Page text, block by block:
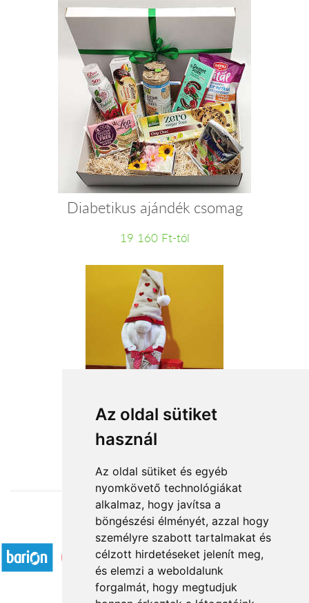
Az oldal sütiket
használ
Az oldal sütiket és egyéb
nyomkövető technológiákat
alkalmaz, hogy javítsa a
böngészési élményét, azzal hogy
személyre szabott tartalmakat és
célzott hirdetéseket jelenít meg,
és elemzi a weboldalunk
forgalmát, hogy megtudjuk
Diabetikus ajándék csomag
19 160 Ft-tól
Nagyfiú
19 680 Ft-tól
Elfogadott fizetési módok